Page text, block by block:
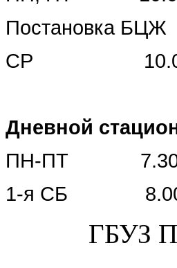
Постановка БЦЖ
СР 10.00-
Дневной
ПН-ПТ 7.30-
1-я СБ 8.00-
ГБУЗ